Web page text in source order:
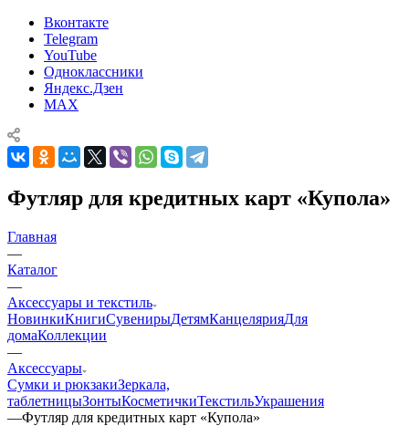
Вконтакте
Telegram
YouTube
Одноклассники
Яндекс.Дзен
MAX
Футляр для кредитных карт «Купола»
Главная
—
Каталог
—
Аксессуары и текстиль
НовинкиКнигиСувенирыДетямКанцелярияДля
домаКоллекции
—
Аксессуары
Сумки и рюкзакиЗеркала,
таблетницыЗонтыКосметичкиТекстильУкрашения
—Футляр для кредитных карт «Купола»